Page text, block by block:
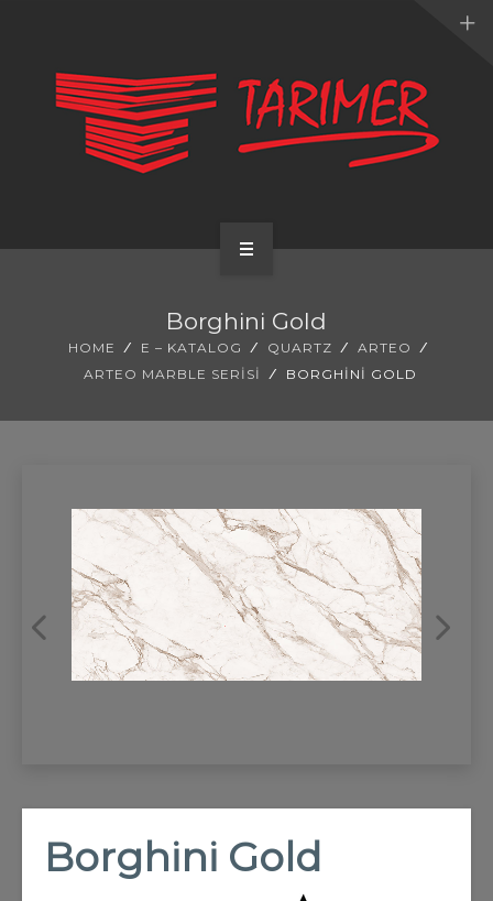
UYGULAMALARIMIZ
REFRANSLAR
İLETİŞİM
Borghini Gold
HOME E – KATALOG QUARTZ
ARTEO
ARTEO MARBLE SERISI
BORGHINI GOLD
Borghini Gold